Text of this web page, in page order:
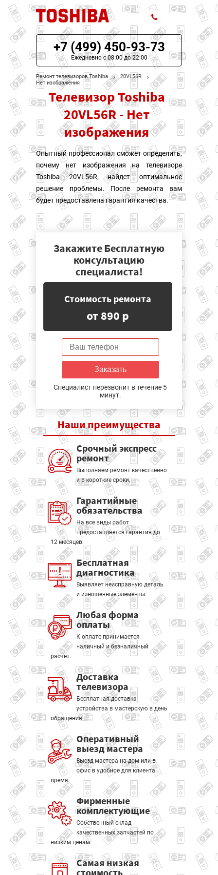
ЦЕНЫ НА РЕМОНТ
О СЕРВИСЕ
МОДЕЛИ TOSHIBA
НАШИ КОНТАКТЫ
+7 (499) 450-93-73
Ежедневно с 08:00 до 22:00
Ремонт телевизоров Toshiba
20VL56R
Нет изображения
Телевизор Toshiba
20VL56R - Нет
изображения
Опытный профессионал сможет определить,
почему нет изображения на телевизоре
Toshiba 20VL56R, найдет оптимальное
решение проблемы. После ремонта вам
будет предоставлена гарантия качества.
Закажите Бесплатную
консультацию
специалиста!
Стоимость ремонта
от 890 р
Заказать
Специалист перезвонит в течение 5
минут.
Нашипреимущества
Срочный экспресс
ремонт
Выполняем ремонт качественно
и в короткие сроки.
Гарантийные
обязательства
На все виды работ
предоставляется гарантия до
12 месяцев.
Бесплатная
диагностика
Выявляет неисправную деталь
и изношенные элементы.
Любая форма
оплаты
К оплате принимается
наличный и безналичный
расчет.
Доставка
телевизора
Бесплатная доставка
устройства в мастерскую в день
обращения.
Оперативный
выезд мастера
Выезд мастера на дом или в
офис в удобное для клиента
время.
Фирменные
комплектующие
Собственный склад
качественных запчастей по
низким ценам.
Самая низкая
стоимость